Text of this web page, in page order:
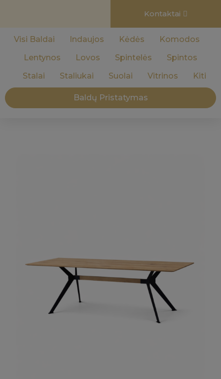
Kontaktai
Visi Baldai Indaujos Kėdės
Komodos
Lentynos
Lovos Spintelės
Spintos
Stalai
Staliukai Suolai Vitrinos Kiti
Baldų Pristatymas